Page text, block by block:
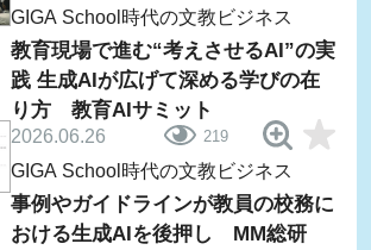
GIGA School時代の文教ビジネス
教育現場で進む“考えさせるAI”の実
践 生成AIが広げて深める学びの在
り方 教育AIサミット
2026.06.26 219
GIGA School時代の文教ビジネス
事例やガイドラインが教員の校務に
おける生成AIを後押し MM総研